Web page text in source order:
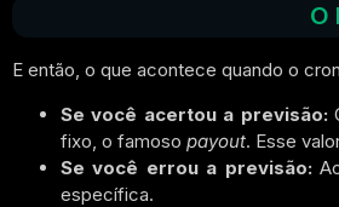
O
E então, o que acontece quando o
Se você acertou a previsão:
fixo, o famoso payout. Esse
Se você errou a previsão:
específica.